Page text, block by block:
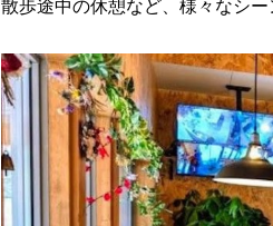
散歩途中の休憩など、様々なシー